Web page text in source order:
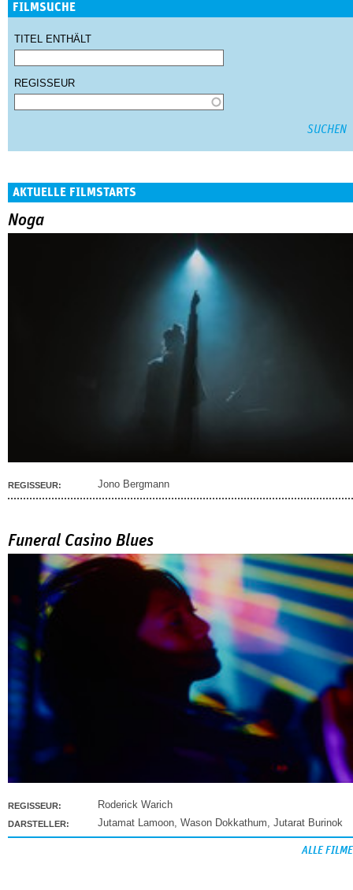
FILMSUCHE
TITEL ENTHÄLT
REGISSEUR
AKTUELLE FILMSTARTS
Noga
REGISSEUR: Jono Bergmann
Funeral Casino Blues
REGISSEUR: Roderick Warich
DARSTELLER: Jutamat Lamoon, Wason Dokkathum, Jutarat Burinok
ALLE FILME